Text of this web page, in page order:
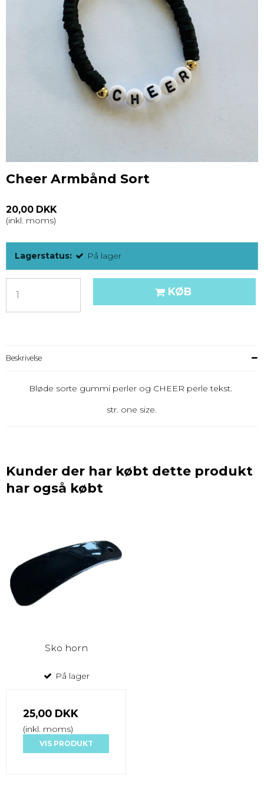
Cheer Armbånd Sort
20,00 DKK
(inkl. moms)
Lagerstatus: På lager
KØB
Beskrivelse
Bløde sorte gummi perler og CHEER perle tekst.
str. one size.
Kunder der har købt dette produkt
har også købt
Sko horn
På lager
25,00 DKK
(inkl. moms)
VIS PRODUKT